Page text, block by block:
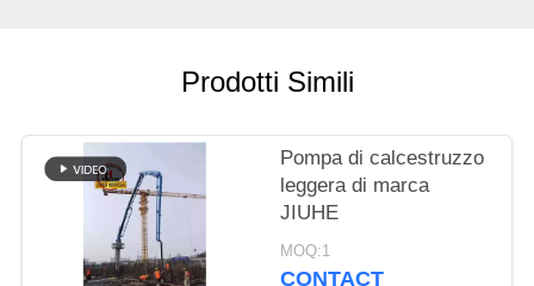
MAPPA
Prodotti Simili
Pompa di calcestruzzo
leggera di marca
JIUHE
MOQ:1
CONTACT